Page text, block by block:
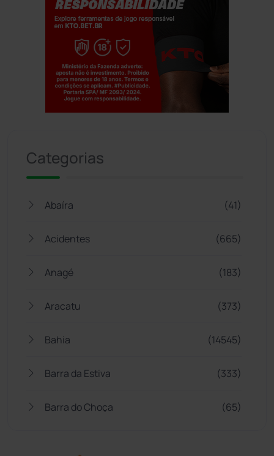
Categorias
Abaíra (41)
Acidentes (665)
Anagé (183)
Aracatu (373)
Bahia (14545)
Barra da Estiva (333)
Barra do Choça (65)